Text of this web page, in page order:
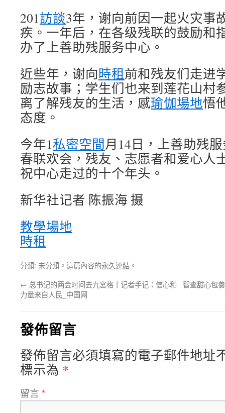
201訪談3年，谢向前因一起火灾事
疾。一年后，在各级残联的鼓励和
办了上善助残服务中心。
近些年，谢向時租前和残友们走进
励志故事；学生们也来到莲花山村
离了解残友的生活，感瑜伽場地悟
态度。
今年1私密空間月14日，上善助残
春联欢会，残友、志愿者和爱心人
祝中心走过的十个年头。
新华社记者 陈振海 摄
教學場地
時租
分類: 未分類。這篇內容的永久連結 。
← 总书记的两会时间去九宮格丨记者手记：信心和
力量来自人民_中国网
智查甜心包
發佈留言
發佈留言必須填寫的電子郵件地址
標示為 *
留言 *